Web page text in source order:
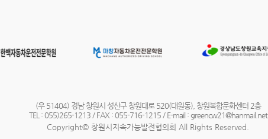
(우 51404) 경남 창원시 성산구 창원대로 520(대원동), 창원복합문화센터 2층
TEL : 055)265-1213 / FAX : 055-716-1215 / E-mail : greencw21@hanmail.net
Copyright© 창원시지속가능발전협의회 All Rights Reserved.